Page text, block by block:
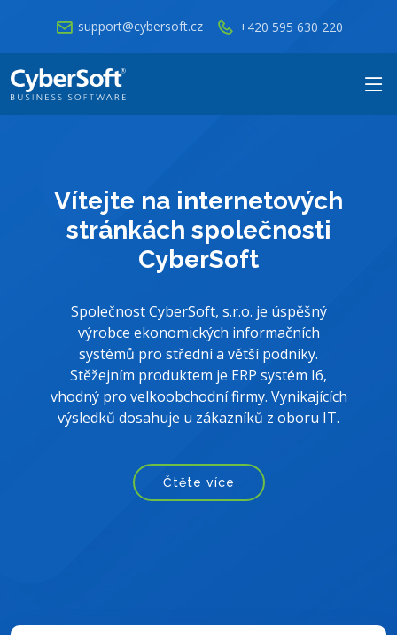
support@cybersoft.cz +420 595 630 220
Vítejte na internetových
stránkách společnosti
CyberSoft
Společnost CyberSoft, s.r.o. je úspěšný
výrobce ekonomických informačních
systémů pro střední a větší podniky.
Stěžejním produktem je ERP systém I6,
vhodný pro velkoobchodní firmy. Vynikajících
výsledků dosahuje u zákazníků z oboru IT.
Čtěte více